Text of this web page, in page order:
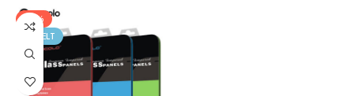
-33%
KIEMELT